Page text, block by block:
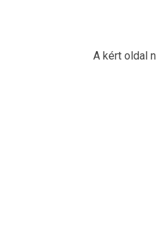
A kért oldal